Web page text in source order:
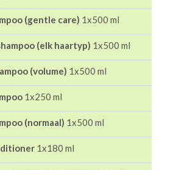
(gentle care) 1x500 ml
(elk haartyp) 1x500 ml
(volume) 1x500 ml
1x250 ml
(normaal) 1x500 ml
1x180 ml